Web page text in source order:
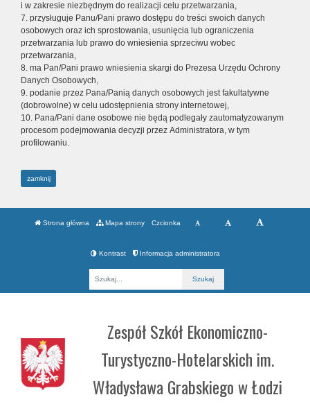
i w zakresie niezbędnym do realizacji celu przetwarzania,
7. przysługuje Panu/Pani prawo dostępu do treści swoich danych
osobowych oraz ich sprostowania, usunięcia lub ograniczenia
przetwarzania lub prawo do wniesienia sprzeciwu wobec
przetwarzania,
8. ma Pan/Pani prawo wniesienia skargi do Prezesa Urzędu Ochrony
Danych Osobowych,
9. podanie przez Pana/Panią danych osobowych jest fakultatywne
(dobrowolne) w celu udostępnienia strony internetowej,
10. Pana/Pani dane osobowe nie będą podlegały zautomatyzowanym
procesom podejmowania decyzji przez Administratora, w tym
profilowaniu.
zamknij
Strona główna Mapa strony Czcionka
Kontrast Informacja administratora
Zespół Szkół Ekonomiczno-
Turystyczno-Hotelarskich im.
Władysława Grabskiego w Łodzi